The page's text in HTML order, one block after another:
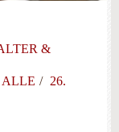
&
ALLE
26.